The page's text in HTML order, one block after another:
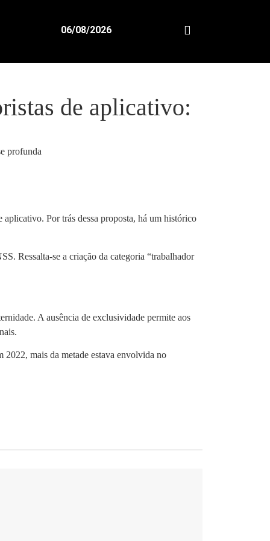
06/08/2026
de aplicativo:
Por trás dessa proposta, há um histórico
Ressalta-se a criação da categoria “trabalhador
A ausência de exclusividade permite aos
mais da metade estava envolvida no